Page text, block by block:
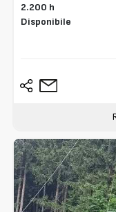
2.200 h
Disponibile